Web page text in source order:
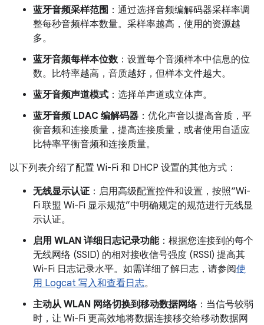
蓝牙音频采样范围 ：通过选择音频编解码器采样率调
整每秒音频样本数量。采样率越高，使用的资源越
多。
蓝牙音频每样本位数：设置每个音频样本中信息的位
数。比特率越高，音质越好，但样本文件越大。
蓝牙音频声道模式 ：选择单声道或立体声。
蓝牙音频 LDAC 编解码器 ：优化声音以提高音质，平
衡音频和连接质量，提高连接质量，或者使用自适应
比特率平衡音频和连接质量。
以下列表介绍了配置 Wi-Fi 和 DHCP 设置的其他方式：
无线显示认证：启用高级配置控件和设置，按照“Wi-
Fi 联盟 Wi-Fi 显示规范”中明确规定的规范进行无线显
示认证。
启用 WLAN 详细日志记录功能：根据您连接到的每个
无线网络 (SSID) 的相对接收信号强度 (RSSI) 提高其
Wi-Fi 日志记录水平。如需详细了解日志，请参阅使
用 Logcat 写入和查看日志。
主动从 WLAN 网络切换到移动数据网络：当信号较弱
时，让 Wi-Fi 更高效地将数据连接移交给移动数据网